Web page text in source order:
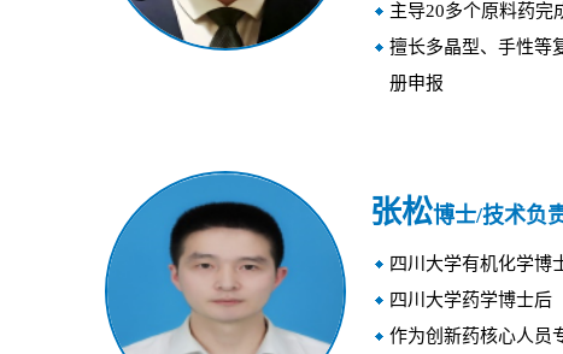
主导20多个原料药完
擅长多晶型、手性等
册申报
张松博士/技术负
四川大学有机化学博
四川大学药学博士后
作为创新药核心人员